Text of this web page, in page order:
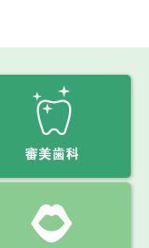
審美歯科